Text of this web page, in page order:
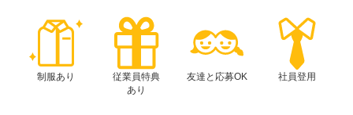
制服あり
従業員特典
あり
友達と応募OK 社員登用